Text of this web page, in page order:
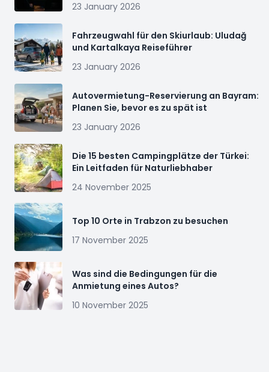
23 January 2026
Fahrzeugwahl für den Skiurlaub: Uludağ
und Kartalkaya Reiseführer
23 January 2026
Autovermietung-Reservierung an Bayram:
Planen Sie, bevor es zu spät ist
23 January 2026
Die 15 besten Campingplätze der Türkei:
Ein Leitfaden für Naturliebhaber
24 November 2025
Top 10 Orte in Trabzon zu besuchen
17 November 2025
Was sind die Bedingungen für die
Anmietung eines Autos?
10 November 2025